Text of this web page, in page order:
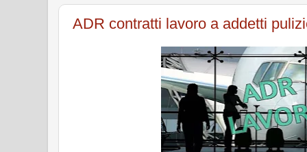
ADR contratti lavoro a addetti